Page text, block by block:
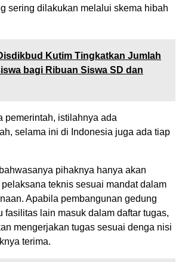
sering dilakukan melalui skema hibah
Kutim Tingkatkan Jumlah
bagi Ribuan Siswa SD dan
pemerintah, istilahnya ada
selama ini di Indonesia juga ada tiap
pihaknya hanya akan
teknis sesuai mandat dalam
Apabila pembangunan gedung
fasilitas lain masuk dalam daftar tugas,
mengerjakan tugas sesuai denga nisi
terima.